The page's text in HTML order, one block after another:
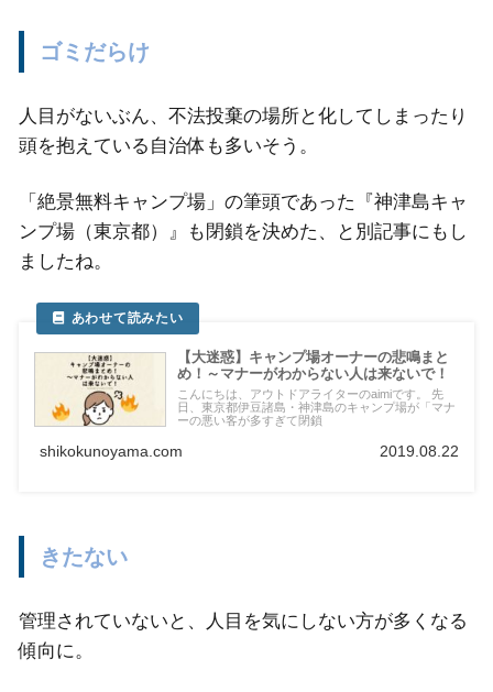
ゴミだらけ
人目がないぶん、不法投棄の場所と化してしまったり
頭を抱えている自治体も多いそう。
「絶景無料キャンプ場」の筆頭であった『神津島キャ
ンプ場（東京都）』も閉鎖を決めた、と別記事にもし
ましたね。
【大迷惑】キャンプ場オーナーの悲鳴まと
め！～マナーがわからない人は来ないで！
こんにちは、アウトドアライターのaimiです。 先
日、東京都伊豆諸島・神津島のキャンプ場が「マナ
ーの悪い客が多すぎて閉鎖
shikokunoyama.com 2019.08.22
きたない
管理されていないと、人目を気にしない方が多くなる
傾向に。